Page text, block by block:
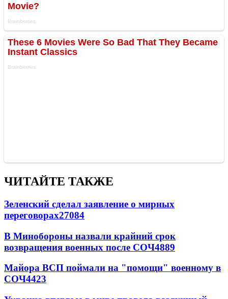
ЧИТАЙТЕ ТАКЖЕ
Зеленский сделал заявление о мирных
переговорах27084
В Минобороны назвали крайний срок
возвращения военных после СОЧ4889
Майора ВСП поймали на "помощи" военному в
СОЧ4423